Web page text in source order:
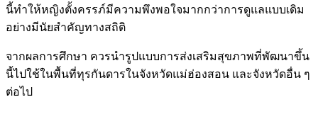
นี้ทำให้หญิงตั้งครรภ์มีความพึงพอใจมากกว่าการดูแลแบบเดิม
อย่างมีนัยสำคัญทางสถิติ
จากผลการศึกษา ควรนำรูปแบบการส่งเสริมสุขภาพที่พัฒนาขึ้น
นี้ไปใช้ในพื้นที่ทุรกันดารในจังหวัดแม่ฮ่องสอน และจังหวัดอื่น ๆ
ต่อไป